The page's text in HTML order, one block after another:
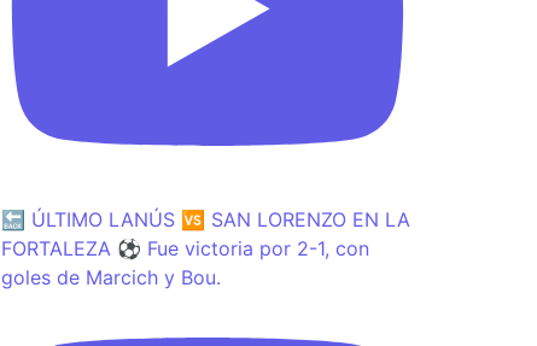
🔙 ÚLTIMO LANÚS 🆚 SAN LORENZO EN LA
FORTALEZA ⚽️ Fue victoria por 2-1, con
goles de Marcich y Bou.